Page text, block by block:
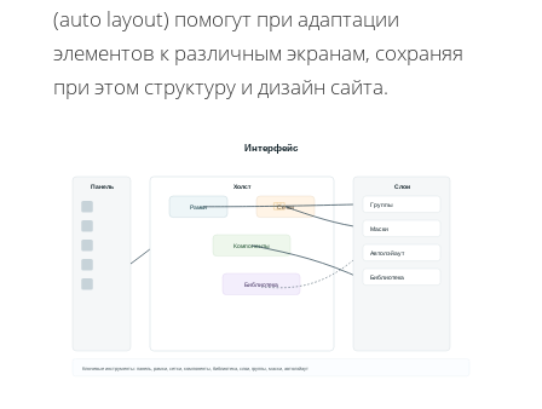
(auto layout) помогут при адаптации
элементов к различным экранам, сохраняя
при этом структуру и дизайн сайта.
Интерфейс
Панель Холст
Рамки Сетки
Компоненты
Библиотека
Слои
Группы
Маски
Автолэйаут
Библиотека
Ключевые инструменты: панель, рамки, сетки, компоненты, библиотека, слои, группы, маски, автолэйаут